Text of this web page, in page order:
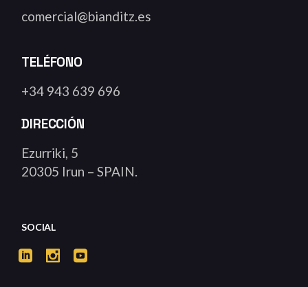
comercial@bianditz.es
TELÉFONO
+34 943 639 696
DIRECCIÓN
Ezurriki, 5
20305 Irun – SPAIN.
SOCIAL